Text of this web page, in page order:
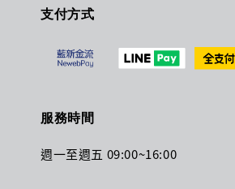
支付方式
服務時間
週一至週五 09:00~16:00